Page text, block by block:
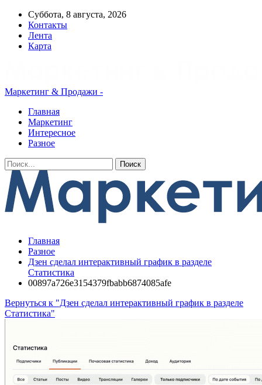
Суббота, 8 августа, 2026
Контакты
Лента
Карта
Маркетинг & Продажи -
Главная
Маркетинг
Интересное
Разное
Главная
Разное
Дзен сделал интерактивный график в разделе
Статистика
00897a726e3154379fbabb6874085afe
Вернуться к "Дзен сделал интерактивный график в разделе
Статистика"